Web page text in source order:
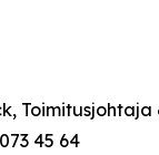
45 64